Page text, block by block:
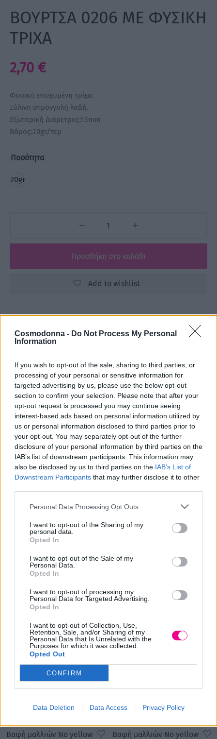
Cosmodonna - Do Not Process My Personal
Information
If you wish to opt-out of the sale, sharing to third parties, or
processing of your personal or sensitive information for
targeted advertising by us, please use the below opt-out
section to confirm your selection. Please note that after your
opt-out request is processed you may continue seeing
interest-based ads based on personal information utilized by
us or personal information disclosed to third parties prior to
your opt-out. You may separately opt-out of the further
disclosure of your personal information by third parties on the
IAB’s list of downstream participants. This information may
also be disclosed by us to third parties on the IAB’s List of
Downstream Participants that may further disclose it to other
Personal Data Processing Opt Outs
I want to opt-out of the Sharing of my
personal data.
Opted In
I want to opt-out of the Sale of my
Personal Data.
Opted In
I want to opt-out of processing my
Personal Data for Targeted Advertising.
Opted In
I want to opt-out of Collection, Use,
Retention, Sale, and/or Sharing of my
Personal Data that Is Unrelated with the
Purposes for which it was collected.
Opted Out
CONFIRM
Data Deletion Data Access Privacy Policy
ΒΟΥΡΤΣΑ 0206 ΜΕ ΦΥΣΙΚΗ
ΤΡΙΧΑ
2,70 €
Φυσική ενισχυμένη τρίχα.
Ξύλινη στρογγυλή λαβή.
Εξωτερική Διάμετρος:13mm
Βάρος:20gr/τεμ
Ποσότητα
20gr
Προσθήκη στο καλάθι
Add to wishlist
Κατηγορίες: 3ME, FREELIMIX, Αναλώσιμα
Share
Περιγραφή
Επιπλέον πληροφορίες
Φυσική ενισχυμένη τρίχα.
Ξύλινη στρογγυλή λαβή.
Εξωτερική Διάμετρος:13mm
Σχετικά προϊόντα
Βαφή μαλλιών No yellow
Βαφή μαλλιών No yellow
Up
Pido
Xanitalia